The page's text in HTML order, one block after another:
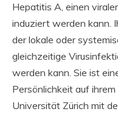
Hepatitis A, einen
induziert werden kann.
der lokale oder
gleichzeitige
werden kann. Sie ist
Persönlichkeit auf
Universität Zürich mit